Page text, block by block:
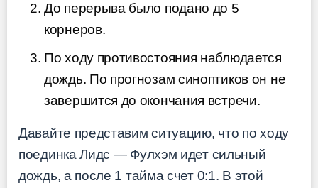
До перерыва было подано до 5
корнеров.
По ходу противостояния наблюдается
дождь. По прогнозам синоптиков он не
завершится до окончания встречи.
Давайте представим ситуацию, что по ходу
поединка Лидс — Фулхэм идет сильный
дождь, а после 1 тайма счет 0:1. В этой